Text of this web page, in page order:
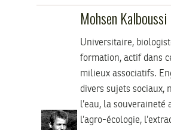
Mohsen Kalboussi
Universitaire,
formation, actif dans
milieux associatifs.
divers sujets sociaux,
l’eau, la souveraineté
l’agro-écologie,